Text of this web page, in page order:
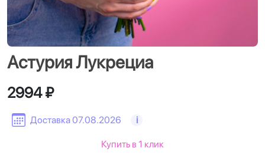
Астурия Лукрециа
Доставка 07.08.2026 i
2994 ₽
Купить в 1 клик